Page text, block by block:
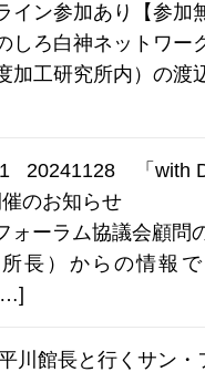
ン参加あり【参加
しろ白神ネットワー
加工研究所内）の渡
20241128 「with
のお知らせ
ォーラム協議会顧問
長）からの情報
川館長と行くサン・